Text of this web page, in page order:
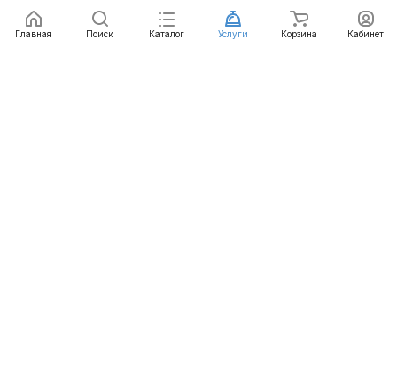
Главная Поиск Каталог Услуги Корзина Кабинет